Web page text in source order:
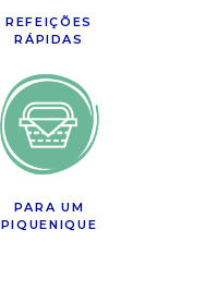
REFEIÇÕES
RÁPIDAS
PARA UM
PIQUENIQUE